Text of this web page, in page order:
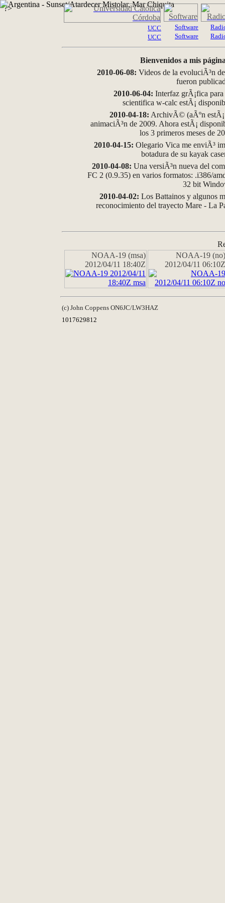
?>
UCC
UCC
Software
Software
Bienvenidos a mis
2010-06-08: Videos de la evoluciÃ³n
fueron
2010-06-04: Interfaz grÃ¡fica
scientifica w-calc estÃ¡
2010-04-18: ArchivÃ© (aÃºn
animaciÃ³n de 2009. Ahora estÃ¡
los 3 primeros meses de
2010-04-15: Olegario Vica me enviÃ³
botadura de su kayak
2010-04-08: Una versiÃ³n nueva del
FC 2 (0.9.35) en varios formatos: .i386/
32 bit
2010-04-02: Los Battainos y algunos
reconocimiento del trayecto Mare - La
NOAA-19 (msa)
2012/04/11 18:40Z
NOAA-19 (no)
2012/04/11 06:10Z
(c) John Coppens ON6JC/LW3HAZ
1017629812